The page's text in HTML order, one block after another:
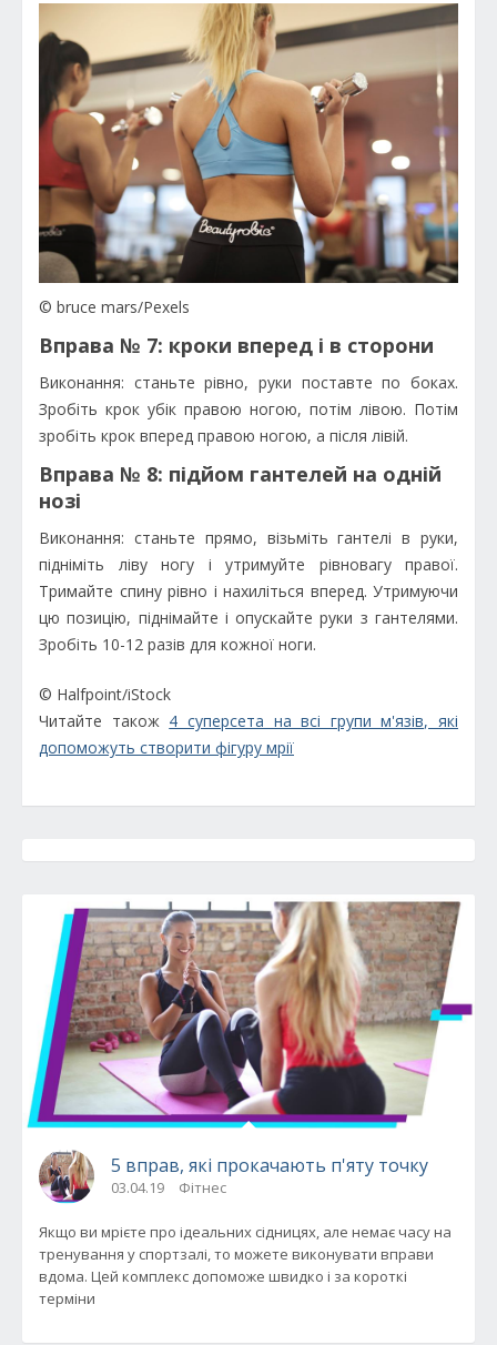
© bruce mars/Pexels
Вправа № 7: кроки вперед і в сторони
Виконання: станьте рівно, руки поставте по боках.
Зробіть крок убік правою ногою, потім лівою. Потім
зробіть крок вперед правою ногою, а після лівій.
Вправа № 8: підйом гантелей на одній
нозі
Виконання: станьте прямо, візьміть гантелі в руки,
підніміть ліву ногу і утримуйте рівновагу правої.
Тримайте спину рівно і нахиліться вперед. Утримуючи
цю позицію, піднімайте і опускайте руки з гантелями.
Зробіть 10-12 разів для кожної ноги.
© Halfpoint/iStock
Читайте також 4 суперсета на всі групи м'язів, які
допоможуть створити фігуру мрії
5 вправ, які прокачають п'яту точку
03.04.19 Фітнес
Якщо ви мрієте про ідеальних сідницях, але немає часу на
тренування у спортзалі, то можете виконувати вправи
вдома. Цей комплекс допоможе швидко і за короткі
терміни